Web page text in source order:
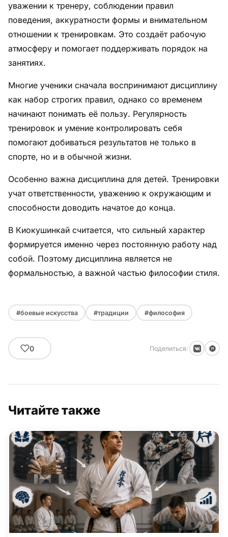
Экипировка
уважении к тренеру, соблюдении правил
поведения, аккуратности формы и внимательном
отношении к тренировкам. Это создаёт рабочую
атмосферу и помогает поддерживать порядок на
занятиях.
Многие ученики сначала воспринимают дисциплину
как набор строгих правил, однако со временем
начинают понимать её пользу. Регулярность
тренировок и умение контролировать себя
помогают добиваться результатов не только в
спорте, но и в обычной жизни.
Особенно важна дисциплина для детей. Тренировки
учат ответственности, уважению к окружающим и
способности доводить начатое до конца.
В Киокушинкай считается, что сильный характер
формируется именно через постоянную работу над
собой. Поэтому дисциплина является не
формальностью, а важной частью философии стиля.
#боевые искусства #традиции #философия
0 Поделиться:
Читайте также